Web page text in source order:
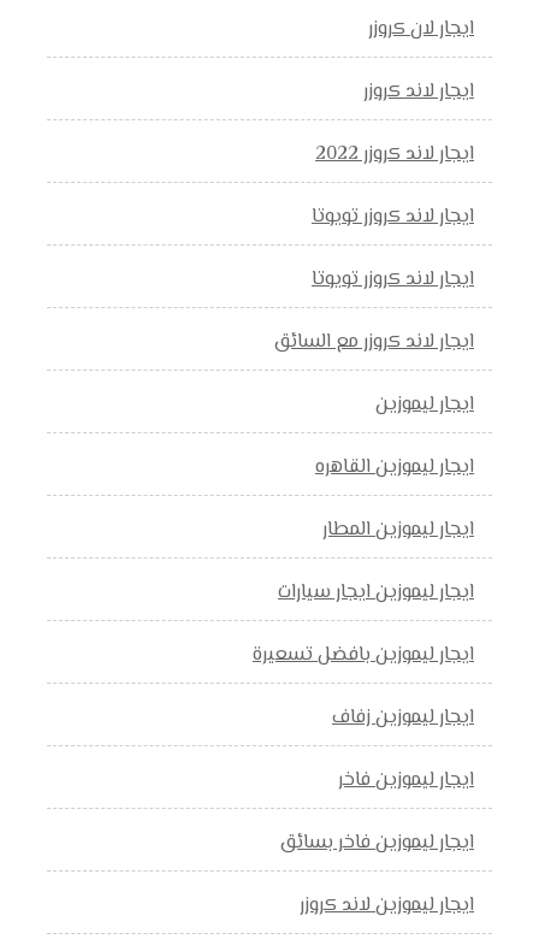
ايجار لان كروزر
ايجار لاند كروزر
ايجار لاند كروزر 2022
ايجار لاند كروزر تويوتا
ايجار لاند كروزر تويوتا
ايجار لاند كروزر مع السائق
ايجار ليموزين
ايجار ليموزين القاهره
ايجار ليموزين المطار
ايجار ليموزين ايجار سيارات
ايجار ليموزين بافضل تسعيرة
ايجار ليموزين زفاف
ايجار ليموزين فاخر
ايجار ليموزين فاخر بسائق
ايجار ليموزين لاند كروزر